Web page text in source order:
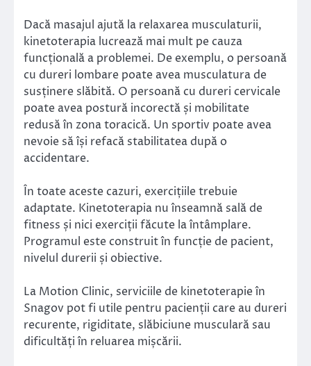
Dacă masajul ajută la relaxarea musculaturii,
kinetoterapia lucrează mai mult pe cauza
funcțională a problemei. De exemplu, o persoană
cu dureri lombare poate avea musculatura de
susținere slăbită. O persoană cu dureri cervicale
poate avea postură incorectă și mobilitate
redusă în zona toracică. Un sportiv poate avea
nevoie să își refacă stabilitatea după o
accidentare.
În toate aceste cazuri, exercițiile trebuie
adaptate. Kinetoterapia nu înseamnă sală de
fitness și nici exerciții făcute la întâmplare.
Programul este construit în funcție de pacient,
nivelul durerii și obiective.
La Motion Clinic, serviciile de kinetoterapie în
Snagov pot fi utile pentru pacienții care au dureri
recurente, rigiditate, slăbiciune musculară sau
dificultăți în reluarea mișcării.